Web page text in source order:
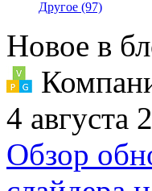
Другое (97)
Новое в
4 августа
Обзор